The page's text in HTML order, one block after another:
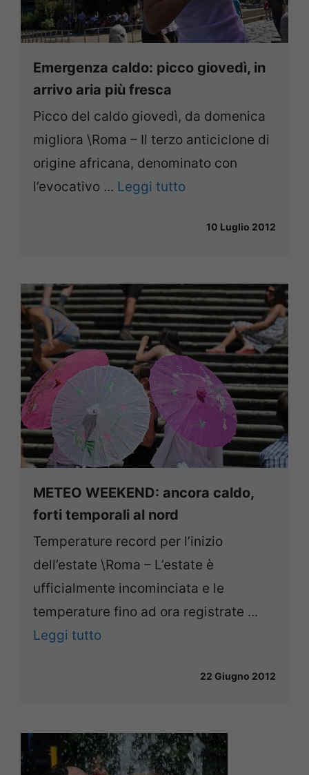
Emergenza caldo: picco giovedì, in
arrivo aria più fresca
Picco del caldo giovedì, da domenica
migliora \Roma – Il terzo anticiclone di
origine africana, denominato con
l’evocativo ... Leggi tutto
10 Luglio 2012
METEO WEEKEND: ancora caldo,
forti temporali al nord
Temperature record per l’inizio
dell’estate \Roma – L’estate è
ufficialmente incominciata e le
temperature fino ad ora registrate ...
Leggi tutto
22 Giugno 2012